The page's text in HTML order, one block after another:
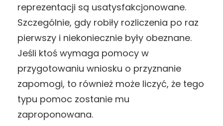
reprezentacji są usatysfakcjonowane.
Szczególnie, gdy robiły rozliczenia po raz
pierwszy i niekoniecznie były obeznane.
Jeśli ktoś wymaga pomocy w
przygotowaniu wniosku o przyznanie
zapomogi, to również może liczyć, że tego
typu pomoc zostanie mu
zaproponowana.